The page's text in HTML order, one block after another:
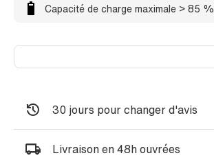
Capacité de charge maximale > 85 %
30 jours pour changer d'avis
Livraison en 48h ouvrées